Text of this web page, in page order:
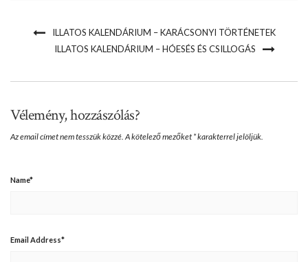
ILLATOS KALENDÁRIUM – KARÁCSONYI TÖRTÉNETEK
ILLATOS KALENDÁRIUM – HÓESÉS ÉS CSILLOGÁS
Vélemény, hozzászólás?
Az email címet nem tesszük közzé. A kötelező mezőket *karakterrel jelöljük.
Name*
Email Address*